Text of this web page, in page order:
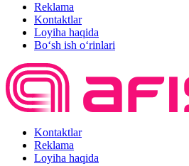
Reklama
Kontaktlar
Loyiha haqida
Bo‘sh ish o‘rinlari
Kontaktlar
Reklama
Loyiha haqida